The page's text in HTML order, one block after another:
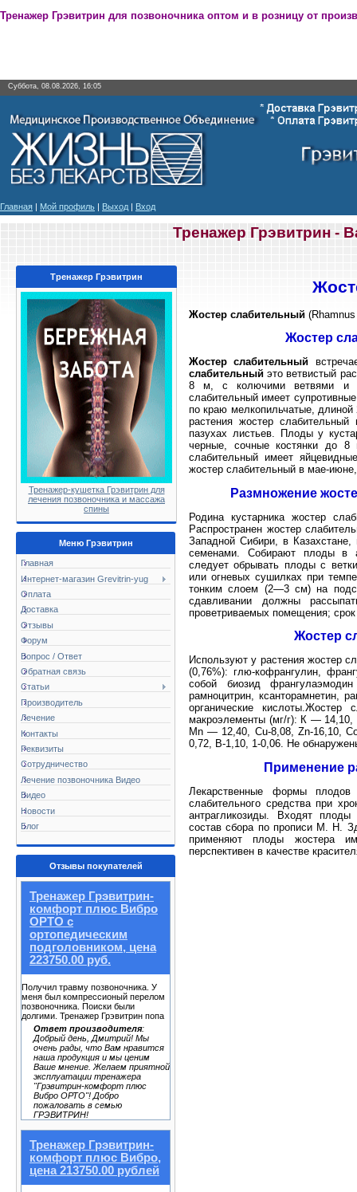
Тренажер Грэвитрин для позвоночника оптом и в розницу от
Суббота, 08.08.2026, 16:05
Главная | Мой профиль | Выход | Вход
Тренажер Грэвитрин -
Тренажер Грэвитрин
Тренажер-кушетка Грэвитрин для
лечения позвоночника и массажа
спины
Меню Грэвитрин
Главная
Интернет-магазин Grevitrin-yug
Оплата
Доставка
Отзывы
Форум
Вопрос / Ответ
Обратная связь
Статьи
Производитель
Лечение
Контакты
Реквизиты
Сотрудничество
Лечение позвоночника Видео
Видео
Новости
Блог
Отзывы покупателей
Тренажер Грэвитрин-
комфорт плюс Вибро
ОРТО с
ортопедическим
подголовником, цена
223750.00 руб.
Получил травму позвоночника. У
меня был компрессионый перелом
позвоночника. Поиски были
долгими. Тренажер Грэвитрин попа
Ответ производителя:
Добрый день, Дмитрий! Мы
очень рады, что Вам нравится
наша продукция и мы ценим
Ваше мнение. Желаем приятной
эксплуатации тренажера
"Грэвитрин-комфорт плюс
Вибро ОРТО"! Добро
пожаловать в семью
ГРЭВИТРИН!
Тренажер Грэвитрин-
комфорт плюс Вибро,
цена 213750.00 рублей
Жостер слабительный
Жостер
Жостер слабительный
слабительный это ветвистый
8 м, с колючими ветвями и
слабительный имеет
по краю мелкопильчатые,
растения жостер
пазухах листьев. Плоды у
черные, сочные костянки до
слабительный имеет
жостер слабительный в мае-
Размножение
Родина кустарника жостер
Распространен жостер
Западной Сибири, в
семенами. Собирают плоды в
следует обрывать плоды с
или огневых сушилках при
тонким слоем (2—3 см) на
сдавливании должны
проветриваемых помещения; срок
Жостер
Используют у растения жостер
(0,76%): глю-кофрангулин,
собой биозид
рамноцитрин, ксанторамнетин,
органические
макроэлементы (мг/г): К —
Mn — 12,40, Cu-8,08, Zn-16,10,
0,72, В-1,10, 1-0,06. He
Применение
Лекарственные формы
слабительного средства при
антрагликозиды. Входят плоды
состав сбора по прописи М. Н.
применяют плоды жостера
перспективен в качестве